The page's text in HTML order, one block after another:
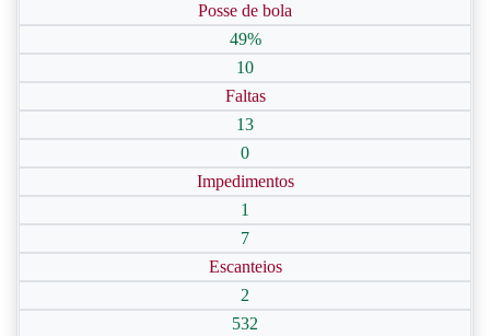
Posse de bola
49%
10
Faltas
13
0
Impedimentos
1
7
Escanteios
2
532